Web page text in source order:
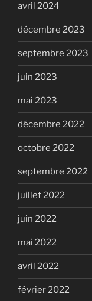
avril 2024
décembre 2023
septembre 2023
juin 2023
mai 2023
décembre 2022
octobre 2022
septembre 2022
juillet 2022
juin 2022
mai 2022
avril 2022
février 2022